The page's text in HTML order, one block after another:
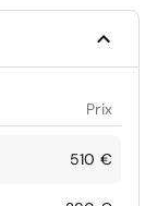
Prix
510 €